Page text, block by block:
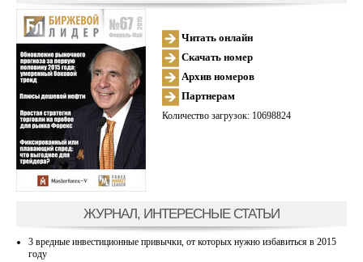
Читать онлайн
Скачать номер
Архив номеров
Партнерам
Количество загрузок: 10698824
ЖУРНАЛ, ИНТЕРЕСНЫЕ СТАТЬИ
3 вредные инвестиционные привычки, от которых нужно избавиться в 2015
году